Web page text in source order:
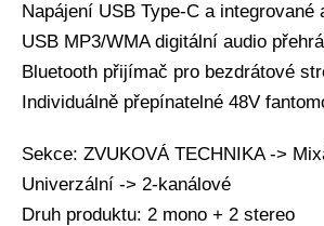
Napájení USB Type-C a integrované
USB MP3/WMA digitální audio
Bluetooth přijímač pro bezdrátové
Individuálně přepínatelné 48V
Sekce: ZVUKOVÁ TECHNIKA ->
Univerzální -> 2-kanálové
Druh produktu: 2 mono + 2 stereo